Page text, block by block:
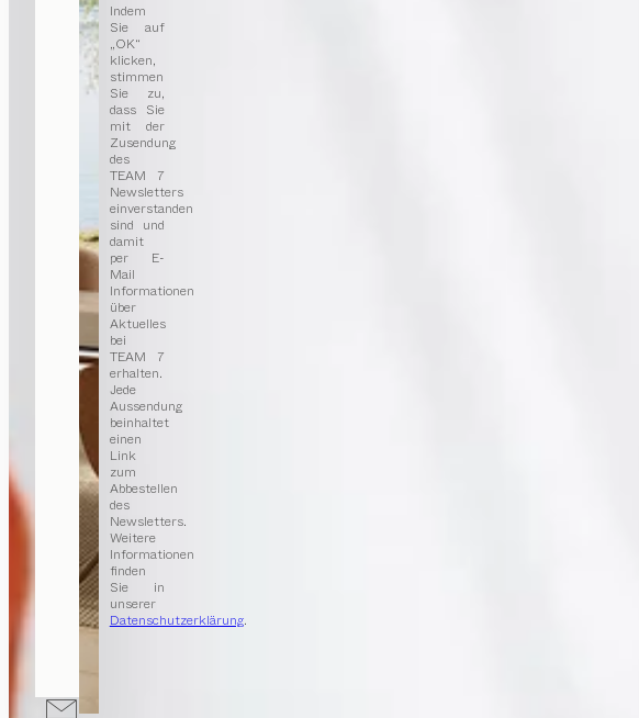
Indem
Sie auf
„OK“
klicken,
stimmen
Sie zu,
dass Sie
mit der
Zusendung
des
TEAM 7
Newsletters
einverstanden
sind und
damit
per E-
Mail
Informationen
über
Aktuelles
bei
TEAM 7
erhalten.
Jede
Aussendung
beinhaltet
einen
Link
zum
Abbestellen
des
Newsletters.
Weitere
Informationen
finden
Sie in
unserer
Datenschutzerklärung.